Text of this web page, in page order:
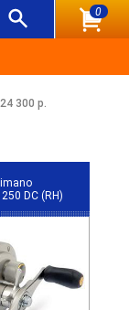
0
300 р.
DC (RH)